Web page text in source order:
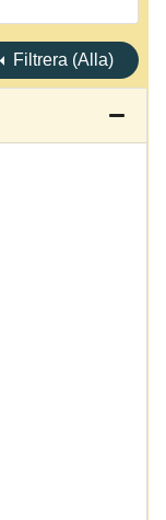
Filtrera (Alla)